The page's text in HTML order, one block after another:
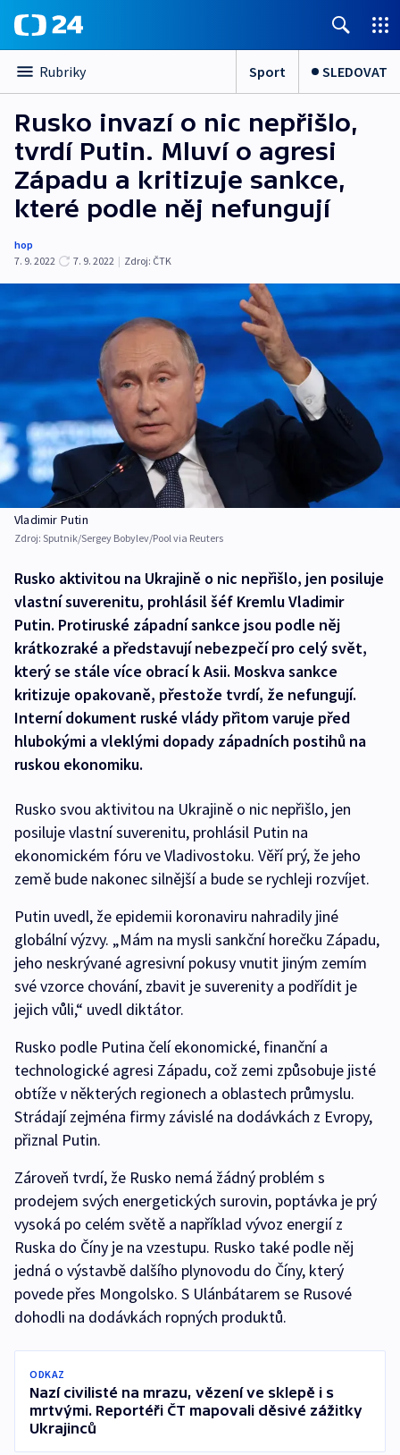
Rubriky Sport SLEDOVAT
Rusko invazí o nic nepřišlo,
tvrdí Putin. Mluví o agresi
Západu a kritizuje sankce,
které podle něj nefungují
hop
7. 9. 2022
7. 9. 2022 | Zdroj: ČTK
Vladimir Putin
Zdroj: Sputnik/Sergey Bobylev/Pool via Reuters
Rusko aktivitou na Ukrajině o nic nepřišlo, jen posiluje
vlastní suverenitu, prohlásil šéf Kremlu Vladimir
Putin. Protiruské západní sankce jsou podle něj
krátkozraké a představují nebezpečí pro celý svět,
který se stále více obrací k Asii. Moskva sankce
kritizuje opakovaně, přestože tvrdí, že nefungují.
Interní dokument ruské vlády přitom varuje před
hlubokými a vleklými dopady západních postihů na
ruskou ekonomiku.
Rusko svou aktivitou na Ukrajině o nic nepřišlo, jen
posiluje vlastní suverenitu, prohlásil Putin na
ekonomickém fóru ve Vladivostoku. Věří prý, že jeho
země bude nakonec silnější a bude se rychleji rozvíjet.
Putin uvedl, že epidemii koronaviru nahradily jiné
globální výzvy. „Mám na mysli sankční horečku Západu,
jeho neskrývané agresivní pokusy vnutit jiným zemím
své vzorce chování, zbavit je suverenity a podřídit je
jejich vůli,“ uvedl diktátor.
Rusko podle Putina čelí ekonomické, finanční a
technologické agresi Západu, což zemi způsobuje jisté
obtíže v některých regionech a oblastech průmyslu.
Strádají zejména firmy závislé na dodávkách z Evropy,
přiznal Putin.
Zároveň tvrdí, že Rusko nemá žádný problém s
prodejem svých energetických surovin, poptávka je prý
vysoká po celém světě a například vývoz energií z
Ruska do Číny je na vzestupu. Rusko také podle něj
jedná o výstavbě dalšího plynovodu do Číny, který
povede přes Mongolsko. S Ulánbátarem se Rusové
dohodli na dodávkách ropných produktů.
ODKAZ
Nazí civilisté na mrazu, vězení ve sklepě i s
mrtvými. Reportéři ČT mapovali děsivé zážitky
Ukrajinců